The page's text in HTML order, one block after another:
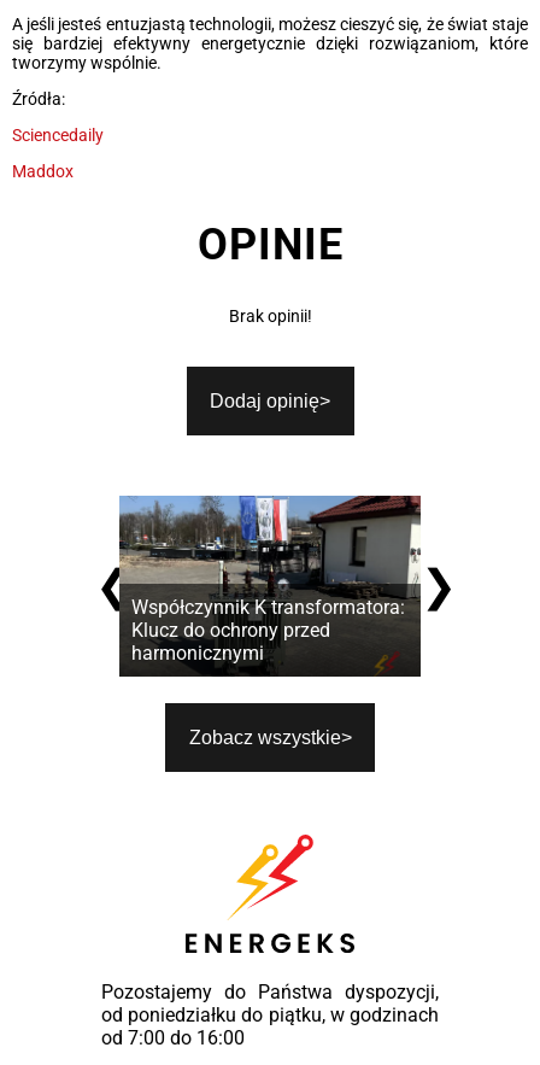
A jeśli jesteś entuzjastą technologii, możesz cieszyć się, że świat staje
się bardziej efektywny energetycznie dzięki rozwiązaniom, które
tworzymy wspólnie.
Źródła:
Sciencedaily
Maddox
OPINIE
Brak opinii!
Dodaj opinię
❮Współczynnik K transformatora:
Klucz do ochrony przed
harmonicznymi
Jak
❯
Zobacz wszystkie
Pozostajemy do Państwa dyspozycji,
od poniedziałku do piątku, w godzinach
od 7:00 do 16:00